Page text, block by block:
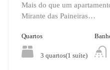
Mais do que um
Mirante das Paineiras…
Quartos
3 quartos(1 suíte)